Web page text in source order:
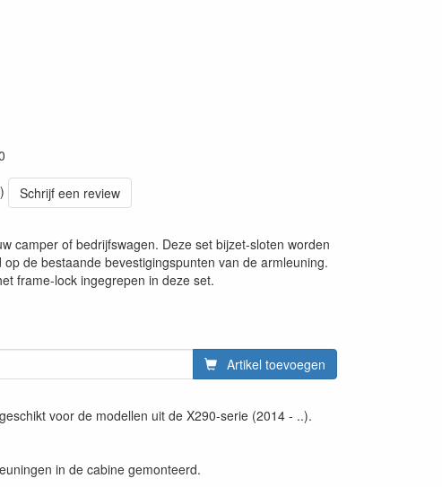
Schrijf een review
camper of bedrijfswagen. Deze set bijzet-sloten worden
de bestaande bevestigingspunten van de armleuning.
frame-lock ingegrepen in deze set.
Artikel toevoegen
voor de modellen uit de X290-serie (2014 - ..).
in de cabine gemonteerd.